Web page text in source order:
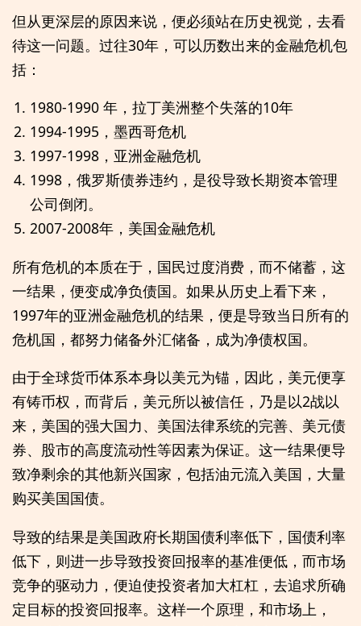
但从更深层的原因来说，便必须站在历史视觉，去看
待这一问题。过往30年，可以历数出来的金融危机包
括：
1980-1990 年，拉丁美洲整个失落的10年
1994-1995，墨西哥危机
1997-1998，亚洲金融危机
1998，俄罗斯债券违约，是役导致长期资本管理
公司倒闭。
2007-2008年，美国金融危机
所有危机的本质在于，国民过度消费，而不储蓄，这
一结果，便变成净负债国。如果从历史上看下来，
1997年的亚洲金融危机的结果，便是导致当日所有的
危机国，都努力储备外汇储备，成为净债权国。
由于全球货币体系本身以美元为锚，因此，美元便享
有铸币权，而背后，美元所以被信任，乃是以2战以
来，美国的强大国力、美国法律系统的完善、美元债
券、股市的高度流动性等因素为保证。这一结果便导
致净剩余的其他新兴国家，包括油元流入美国，大量
购买美国国债。
导致的结果是美国政府长期国债利率低下，国债利率
低下，则进一步导致投资回报率的基准便低，而市场
竞争的驱动力，便迫使投资者加大杠杠，去追求所确
定目标的投资回报率。这样一个原理，和市场上，